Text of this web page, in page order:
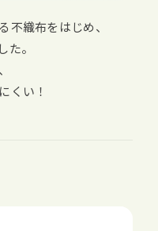
不織布をはじめ、
た。
くい！